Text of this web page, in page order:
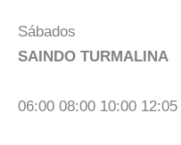
Sábados
SAINDO TURMALINA
06:00 08:00 10:00 12:05